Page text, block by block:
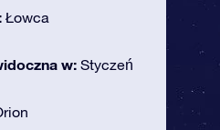
Łowca
w: Styczeń